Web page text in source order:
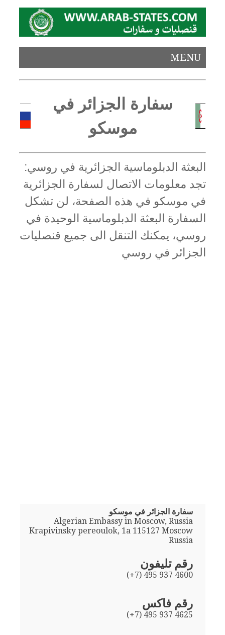
MENU
سفارة الجزائر في
موسكو
البعثة الدبلوماسية الجزائرية في روسي:
تجد معلومات الاتصال لسفارة الجزائرية
في موسكو في هذه الصفحة، لن تشكل
السفارة البعثة الدبلوماسية الوحيدة في
روسي، يمكنك التنقل الى جميع قنصليات
الجزائر في روسي
سفارة الجزائر في موسكو
Algerian Embassy in Moscow, Russia
Krapivinsky pereoulok, 1a 115127 Moscow
Russia
رقم تليفون
(+7) 495 937 4600
رقم فاكس
(+7) 495 937 4625